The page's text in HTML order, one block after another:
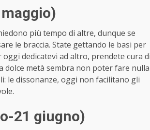
più tempo di altre, dunque se
le braccia. State gettando le basi per
dedicatevi ad altro, prendete cura
dolce metà sembra non poter fare nulla
le dissonanze, oggi non facilitano gli
21 giugno)